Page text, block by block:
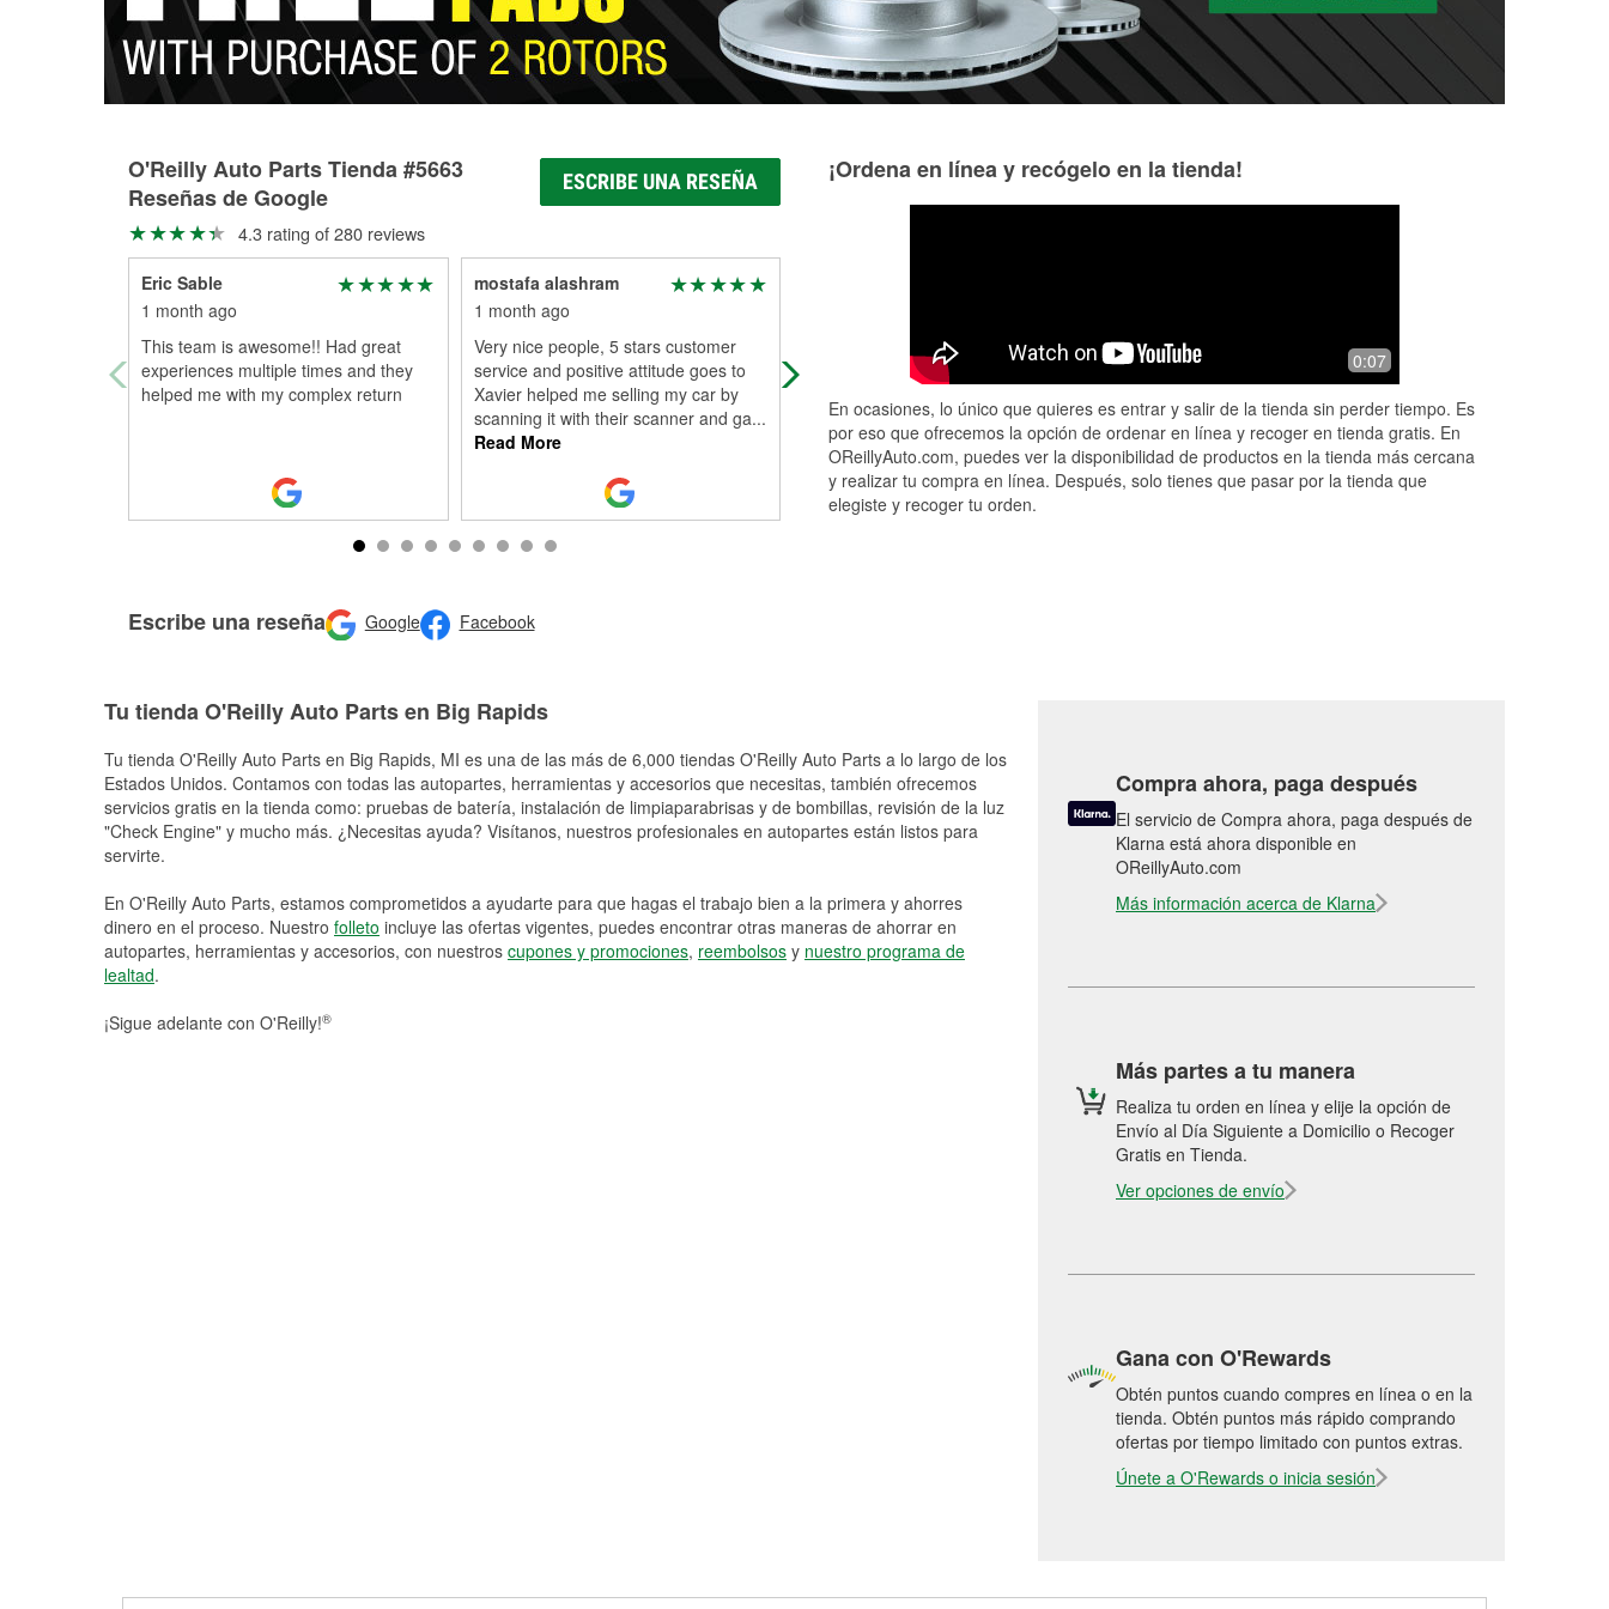
O'Reilly Auto Parts Tienda #5663
Reseñas de Google
ESCRIBE UNA RESEÑA
4.3 rating of 280 reviews
Eric Sable
1 month ago
This team is awesome!! Had great
experiences multiple times and they
helped me with my complex return
mostafa alashram
1 month ago
Very nice people, 5 stars customer
service and positive attitude goes to
Xavier helped me selling my car by
scanning it with their scanner and ga...
Read More
Definitely the best O'Reilly's ive been
to. The employees seem to know what
really helpful.
Always friendly and helpful
very kind!
Escribe una reseña Google Facebook
¡Ordena en línea y recógelo en la tienda!
0:07
En ocasiones, lo único que quieres es entrar y salir de la tienda sin perder tiempo. Es
por eso que ofrecemos la opción de ordenar en línea y recoger en tienda gratis. En
OReillyAuto.com, puedes ver la disponibilidad de productos en la tienda más cercana
y realizar tu compra en línea. Después, solo tienes que pasar por la tienda que
elegiste y recoger tu orden.
Tu tienda O'Reilly Auto Parts en Big Rapids
Tu tienda O'Reilly Auto Parts en Big Rapids, MI es una de las más de 6,000 tiendas O'Reilly Auto Parts a lo largo de los
Estados Unidos. Contamos con todas las autopartes, herramientas y accesorios que necesitas, también ofrecemos
servicios gratis en la tienda como: pruebas de batería, instalación de limpiaparabrisas y de bombillas, revisión de la luz
"Check Engine" y mucho más. ¿Necesitas ayuda? Visítanos, nuestros profesionales en autopartes están listos para
servirte.
En O'Reilly Auto Parts, estamos comprometidos a ayudarte para que hagas el trabajo bien a la primera y ahorres
dinero en el proceso. Nuestro folleto incluye las ofertas vigentes, puedes encontrar otras maneras de ahorrar en
autopartes, herramientas y accesorios, con nuestros cupones y promociones, reembolsos y nuestro programa de
lealtad.
¡Sigue adelante con O'Reilly!®
Compra ahora, paga después
El servicio de Compra ahora, paga después de
Klarna está ahora disponible en
OReillyAuto.com
Más información acerca de Klarna
Más partes a tu manera
Realiza tu orden en línea y elije la opción de
Envío al Día Siguiente a Domicilio o Recoger
Gratis en Tienda.
Ver opciones de envío
Gana con O'Rewards
Obtén puntos cuando compres en línea o en la
tienda. Obtén puntos más rápido comprando
ofertas por tiempo limitado con puntos extras.
Únete a O'Rewards o inicia sesión